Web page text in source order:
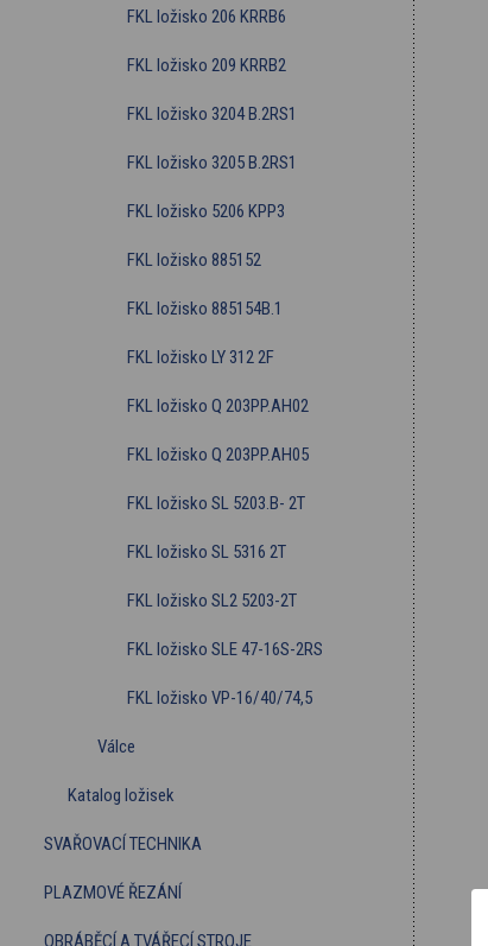
FKL ložisko 206 KRRB6
FKL ložisko 209 KRRB2
FKL ložisko 3204 B.2RS1
FKL ložisko 3205 B.2RS1
FKL ložisko 5206 KPP3
FKL ložisko 885152
FKL ložisko 885154B.1
FKL ložisko LY 312 2F
FKL ložisko Q 203PP.AH02
FKL ložisko Q 203PP.AH05
FKL ložisko SL 5203.B- 2T
FKL ložisko SL 5316 2T
FKL ložisko SL2 5203-2T
FKL ložisko SLE 47-16S-2RS
FKL ložisko VP-16/40/74,5
Válce
Katalog ložisek
SVAŘOVACÍ TECHNIKA
PLAZMOVÉ ŘEZÁNÍ
OBRÁBĚCÍ A TVÁŘECÍ STROJE